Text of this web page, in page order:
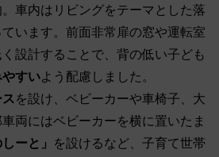
車内はリビングをテーマとした落
います。前面非常扉の窓や運転室
設計することで、背の低い子ども
すいよう配慮しました。
を設け、ベビーカーや車椅子、大
両にはベビーカーを横に置いたま
しーと」
を設けるなど、子育て世帯